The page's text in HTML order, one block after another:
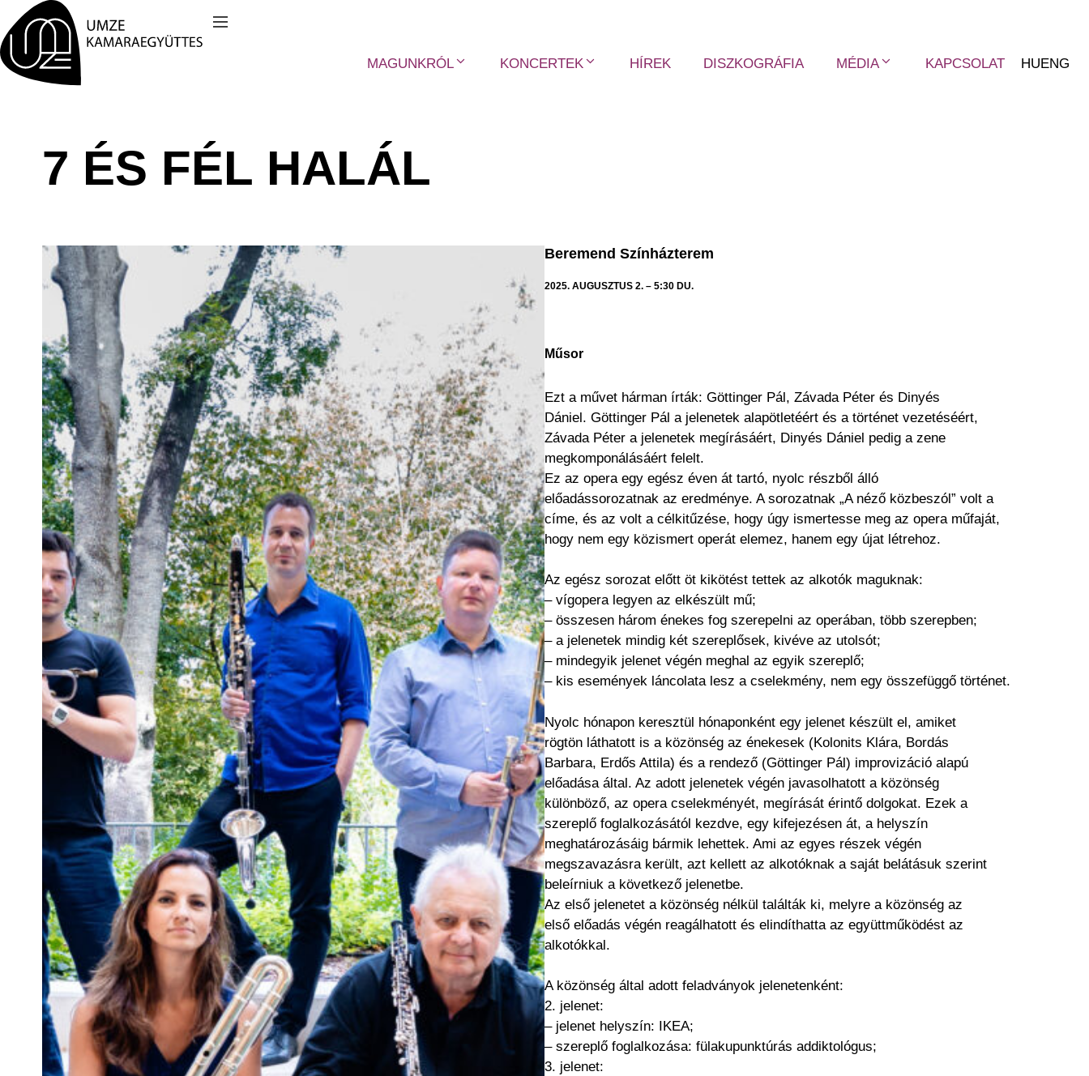
Kilépés
tartalomba
MAGUNKRÓL
KONCERTEK HÍREK DISZKOGRÁFIA MÉDIA KAPCSOLAT HUENG
7 ÉS FÉL HALÁL
Beremend Színházterem
2025. AUGUSZTUS 2. – 5:30 DU.
Műsor
Ezt a művet hárman írták: Göttinger Pál, Závada Péter és Dinyés
Dániel. Göttinger Pál a jelenetek alapötletéért és a történet vezetéséért,
Závada Péter a jelenetek megírásáért, Dinyés Dániel pedig a zene
megkomponálásáért felelt.
Ez az opera egy egész éven át tartó, nyolc részből álló
előadássorozatnak az eredménye. A sorozatnak „A néző közbeszól” volt a
címe, és az volt a célkitűzése, hogy úgy ismertesse meg az opera műfaját,
hogy nem egy közismert operát elemez, hanem egy újat létrehoz.
Az egész sorozat előtt öt kikötést tettek az alkotók maguknak:
– vígopera legyen az elkészült mű;
– összesen három énekes fog szerepelni az operában, több szerepben;
– a jelenetek mindig két szereplősek, kivéve az utolsót;
– mindegyik jelenet végén meghal az egyik szereplő;
– kis események láncolata lesz a cselekmény, nem egy összefüggő történet.
Nyolc hónapon keresztül hónaponként egy jelenet készült el, amiket
rögtön láthatott is a közönség az énekesek (Kolonits Klára, Bordás
Barbara, Erdős Attila) és a rendező (Göttinger Pál) improvizáció alapú
előadása által. Az adott jelenetek végén javasolhatott a közönség
különböző, az opera cselekményét, megírását érintő dolgokat. Ezek a
szereplő foglalkozásától kezdve, egy kifejezésen át, a helyszín
meghatározásáig bármik lehettek. Ami az egyes részek végén
megszavazásra került, azt kellett az alkotóknak a saját belátásuk szerint
beleírniuk a következő jelenetbe.
Az első jelenetet a közönség nélkül találták ki, melyre a közönség az
első előadás végén reagálhatott és elindíthatta az együttműködést az
alkotókkal.
A közönség által adott feladványok jelenetenként:
2. jelenet:
– jelenet helyszín: IKEA;
– szereplő foglalkozása: fülakupunktúrás addiktológus;
3. jelenet: